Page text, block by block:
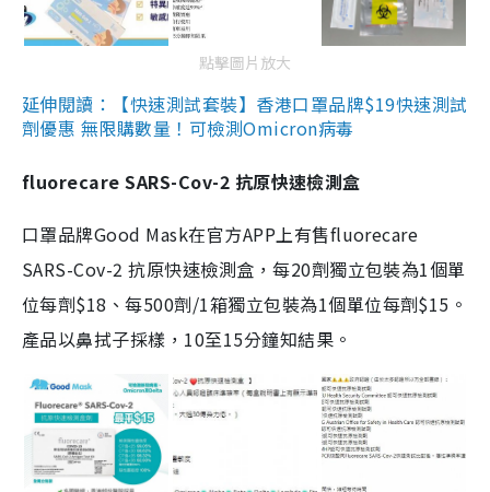
點擊圖片放大
延伸閱讀：【快速測試套裝】香港口罩品牌$19快速測試
劑優惠 無限購數量！可檢測Omicron病毒
fluorecare SARS-Cov-2 抗原快速檢測盒
口罩品牌Good Mask在官方APP上有售fluorecare
SARS-Cov-2 抗原快速檢測盒，每20劑獨立包裝為1個單
位每劑$18、每500劑/1箱獨立包裝為1個單位每劑$15。
產品以鼻拭子採樣，10至15分鐘知結果。